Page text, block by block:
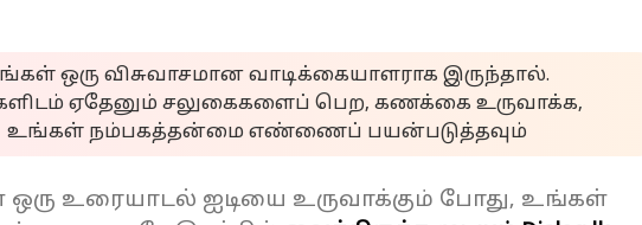
ஒரு விசுவாசமான வாடிக்கையாளராக இருந்தால்.
ஏதேனும் சலுகைகளைப் பெற, கணக்கை உருவாக்க,
உங்கள் நம்பகத்தன்மை எண்ணைப் பயன்படுத்தவும்
உரையாடல் ஐடியை உருவாக்கும் போது, உங்கள்